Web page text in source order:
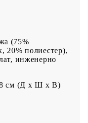
(75%
20% полиестер),
инженерно
см (Д x Ш x В)